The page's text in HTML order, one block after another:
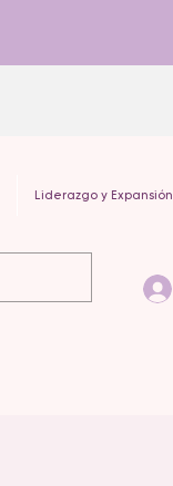
Liderazgo y Expansión